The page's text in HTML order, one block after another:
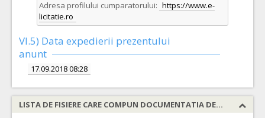
Adresa profilului cumparatorului: https://www.e-
licitatie.ro
VI.5) Data expedierii prezentului
anunt
17.09.2018 08:28
LISTA DE FISIERE CARE COMPUN DOCUMENTATIA DE ATRIBUIRE